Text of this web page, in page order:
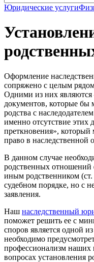
Юридические услуги
Оформление
сопряжено с целым
Одними из них являются
документов, которые бы
родства с
именно отсутствие этих
преткновения», который
право в наследственной
В данном случае
родственных отношений
иным родственником
судебном порядке, но с
заявления.
Наш наследственный
поможет решить ее с
споров является одной
необходимо
профессионализм наших
вопросах установления